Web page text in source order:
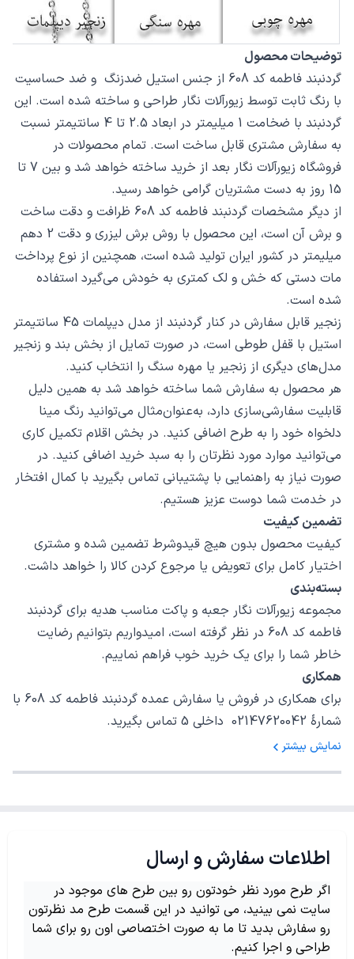
توضیحات محصول
گردنبند فاطمه کد 608 از جنس استیل ضدزنگ و ضد حساسیت
با رنگ ثابت توسط زیورآلات نگار طراحی و ساخته شده است. این
گردنبند با ضخامت 1 میلیمتر در ابعاد 2.5 تا 4 سانتیمتر نسبت
به سفارش مشتری قابل ساخت است. تمام محصولات در
فروشگاه زیورآلات نگار بعد از خرید ساخته خواهد شد و بین 7 تا
15 روز به دست مشتریان گرامی خواهد رسید.
از دیگر مشخصات گردنبند فاطمه کد 608 ظرافت و دقت ساخت
و برش آن است، این محصول با روش برش لیزری و دقت 2 دهم
میلیمتر در کشور ایران تولید شده است، همچنین از نوع پرداخت
مات دستی که خش و لک کمتری به خودش می‌گیرد استفاده
شده است.
زنجیر قابل سفارش در کنار گردنبند از مدل دیپلمات 45 سانتیمتر
استیل با قفل طوطی است، در صورت تمایل از بخش بند و زنجیر
مدل‌های دیگری از زنجیر یا مهره سنگ را انتخاب کنید.
هر محصول به سفارش شما ساخته خواهد شد به همین دلیل
قابلیت سفارشی‌سازی دارد، به‌عنوان‌مثال می‌توانید رنگ مینا
دلخواه خود را به طرح اضافی کنید. در بخش اقلام تکمیل کاری
می‌توانید موارد مورد نظرتان را به سبد خرید اضافی کنید. در
صورت نیاز به راهنمایی با پشتیبانی تماس بگیرید با کمال افتخار
در خدمت شما دوست عزیز هستیم.
تضمین کیفیت
کیفیت محصول بدون هیچ قیدوشرط تضمین شده و مشتری
اختیار کامل برای تعویض یا مرجوع کردن کالا را خواهد داشت.
بسته‌بندی
مجموعه زیورآلات نگار جعبه و پاکت مناسب هدیه برای گردنبند
فاطمه کد 608 در نظر گرفته است، امیدواریم بتوانیم رضایت
خاطر شما را برای یک خرید خوب فراهم نماییم.
همکاری
برای همکاری در فروش یا سفارش عمده گردنبند فاطمه کد 608 با
شمارهٔ 02147620042 داخلی 5 تماس بگیرید.
نمایش بیشتر
اطلاعات سفارش و ارسال
اگر طرح مورد نظر خودتون رو بین طرح های موجود در
سایت نمی بینید، می توانید در این قسمت طرح مد نظرتون
رو سفارش بدید تا ما به صورت اختصاصی اون رو برای شما
طراحی و اجرا کنیم.